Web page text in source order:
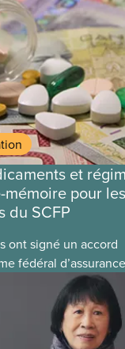
et
pour les
du SCFP
ont signé un accord
fédéral d’assurance
locales du
sur
sur leurs avantages